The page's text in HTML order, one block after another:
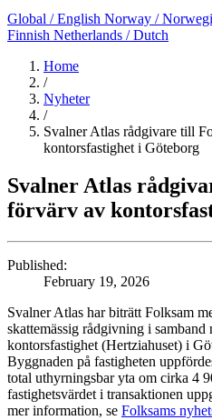
Global / English Norway /
Finnish Netherlands / Dutch
Home
/
Nyheter
/
Svalner Atlas rådgivare till
kontorsfastighet i Göteborg
Svalner Atlas
förvärv av
Published:
February 19, 2026
Svalner Atlas har biträtt Folksam
skattemässig rådgivning i samband
kontorsfastighet (Hertziahuset) i
Byggnaden på fastigheten
total uthyrningsbar yta om cirka 4
fastighetsvärdet i transaktionen
mer information, se Folksams